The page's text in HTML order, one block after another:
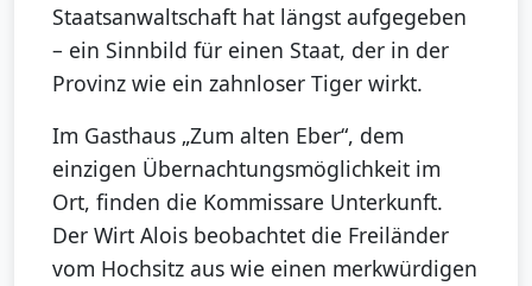
Staatsanwaltschaft hat längst aufgegeben
– ein Sinnbild für einen Staat, der in der
Provinz wie ein zahnloser Tiger wirkt.
Im Gasthaus „Zum alten Eber“, dem
einzigen Übernachtungsmöglichkeit im
Ort, finden die Kommissare Unterkunft.
Der Wirt Alois beobachtet die Freiländer
vom Hochsitz aus wie einen merkwürdigen